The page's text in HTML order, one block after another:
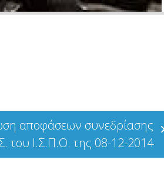
αποφάσεων συνεδρίασης
του Ι.Σ.Π.Ο. της 08-12-2014